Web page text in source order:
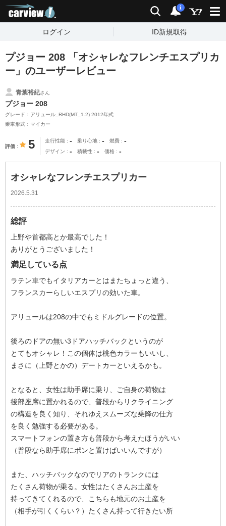
検索 通知
i
ログイン ID新規取得
プジョー 208 「オシャレなフレンチエスプリカ
ー」のユーザーレビュー
青葉裕紀さん
プジョー 208
グレード：アリュール_RHD(MT_1.2) 2012年式
乗車形式：マイカー
評価 5 走行性能 - 乗り心地 - 燃費 -
デザイン - 積載性 - 価格 -
オシャレなフレンチエスプリカー
2026.5.31
総評
上野や首都高とか最高でした！
ありがとうございました！
満足している点
ラテン車でもイタリアカーとはまたちょっと違う、
フランスカーらしいエスプリの効いた車。
アリュールは208の中でもミドルグレードの位置。
後ろのドアの無い3ドアハッチバックというのが
とてもオシャレ！この個体は桃色カラーもいいし、
まさに（上野とかの）デートカーといえるかも。
となると、女性は助手席に乗り、ご自身の荷物は
後部座席に置かれるので、普段からリクライニング
の構造を良く知り、それゆえスムーズな乗降の仕方
を良く勉強する必要がある。
スマートフォンの置き方も普段から考えたほうがいい
（普段なら助手席にポンと置けばいいんですが）
また、ハッチバックなのでリアのトランクには
たくさん荷物が乗る。女性はたくさんお土産を
持ってきてくれるので、こちらも地元のお土産を
（相手が引くくらい？）たくさん持って行きたい所